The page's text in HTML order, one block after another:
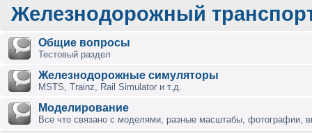
Железнодорожный
Общие вопросы
Тестовый раздел
Железнодорожные симуляторы
MSTS, Trainz, Rail Simulator и т.д.
Моделирование
Все что связано с моделями, разные масштабы, фотографии,